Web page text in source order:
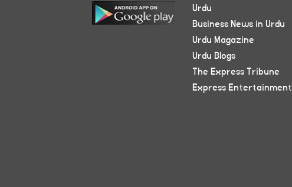
Urdu
Business News in Urdu
Urdu Magazine
Urdu Blogs
The Express Tribune
Express Entertainment